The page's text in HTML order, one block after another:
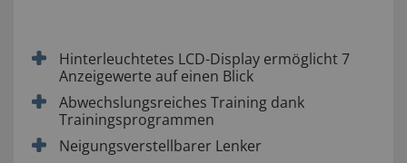
Hinterleuchtetes LCD-Display ermöglicht 7
Anzeigewerte auf einen Blick
Abwechslungsreiches Training dank
Trainingsprogrammen
Neigungsverstellbarer Lenker